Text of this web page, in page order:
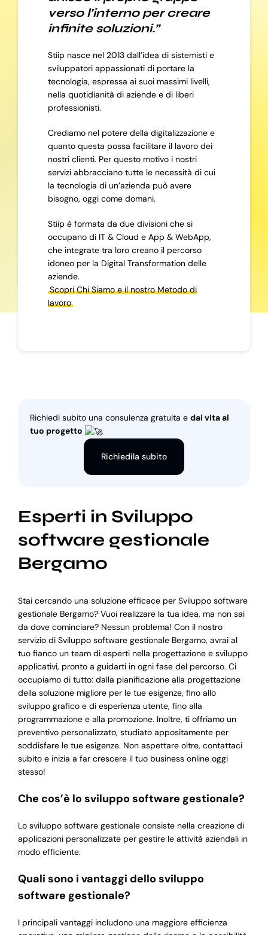
verso l’interno per creare
infinite soluzioni.”
Stiip nasce nel 2013 dall’idea di sistemisti e
sviluppatori appassionati di portare la
tecnologia, espressa ai suoi massimi livelli,
nella quotidianità di aziende e di liberi
professionisti.
Crediamo nel potere della digitalizzazione e
quanto questa possa facilitare il lavoro dei
nostri clienti. Per questo motivo i nostri
servizi abbracciano tutte le necessità di cui
la tecnologia di un’azienda può avere
bisogno, oggi come domani.
Stiip è formata da due divisioni che si
occupano di IT & Cloud e App & WebApp,
che integrate tra loro creano il percorso
idoneo per la Digital Transformation delle
aziende.
Scopri Chi Siamo e il nostro Metodo di
lavoro
Richiedi subito una consulenza gratuita e dai vita al
tuo progetto
Richiedila subito
Esperti in Sviluppo
software gestionale
Bergamo
Stai cercando una soluzione efficace per Sviluppo software
gestionale Bergamo? Vuoi realizzare la tua idea, ma non sai
da dove cominciare? Nessun problema! Con il nostro
servizio di Sviluppo software gestionale Bergamo, avrai al
tuo fianco un team di esperti nella progettazione e sviluppo
applicativi, pronto a guidarti in ogni fase del percorso. Ci
occupiamo di tutto: dalla pianificazione alla progettazione
della soluzione migliore per le tue esigenze, fino allo
sviluppo grafico e di esperienza utente, fino alla
programmazione e alla promozione. Inoltre, ti offriamo un
preventivo personalizzato, studiato appositamente per
soddisfare le tue esigenze. Non aspettare oltre, contattaci
subito e inizia a far crescere il tuo business online oggi
stesso!
Che cos’è lo sviluppo software gestionale?
Lo sviluppo software gestionale consiste nella creazione di
applicazioni personalizzate per gestire le attività aziendali in
modo efficiente.
Quali sono i vantaggi dello sviluppo
software gestionale?
I principali vantaggi includono una maggiore efficienza